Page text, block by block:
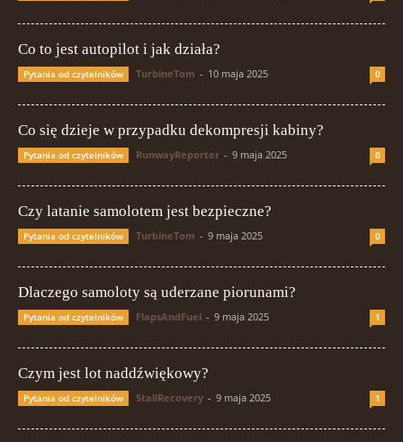
Co to jest autopilot i jak działa?
Pytania od czytelników TurbineTom - 10 maja 2025 0
Co się dzieje w przypadku dekompresji kabiny?
Pytania od czytelników RunwayReporter - 9 maja 2025 0
Czy latanie samolotem jest bezpieczne?
Pytania od czytelników TurbineTom - 9 maja 2025 0
Dlaczego samoloty są uderzane piorunami?
Pytania od czytelników FlapsAndFuel - 9 maja 2025 1
Czym jest lot naddźwiękowy?
Pytania od czytelników StallRecovery - 9 maja 2025 1